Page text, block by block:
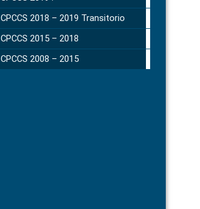
CPCCS 2018 – 2019 Transitorio
CPCCS 2015 – 2018
CPCCS 2008 – 2015